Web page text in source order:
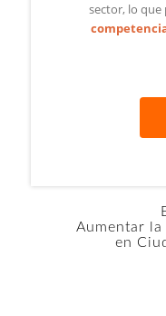
sector, lo
Aumentar
en